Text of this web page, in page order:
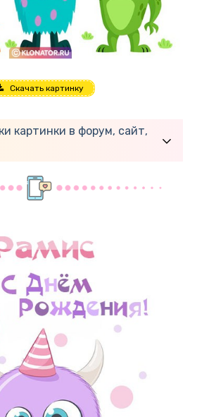
Скачать картинку
картинки в форум, сайт,